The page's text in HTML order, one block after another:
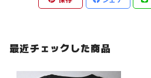
最近チェックした商品